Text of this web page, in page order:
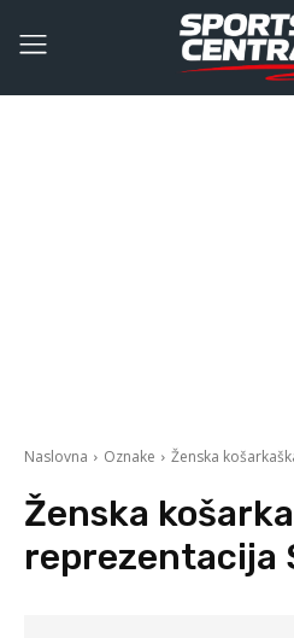
Naslovna Oznake Ženska
Ženska
reprezentacija